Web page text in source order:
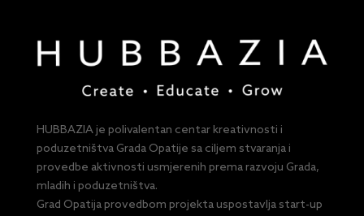
HUBBAZIA je polivalentan centar kreativnosti i
poduzetništva Grada Opatije sa ciljem stvaranja i
provedbe aktivnosti usmjerenih prema razvoju Grada,
mladih i poduzetništva.
Grad Opatija provedbom projekta uspostavlja start-up